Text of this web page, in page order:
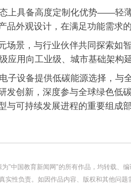
上具备高度定制化优势——轻
品外观设计，在满足功能需求
场景，与行业伙伴共同探索如
应用向工业级、城市基础架构
子设备提供低碳能源选择，与
发创新，深度参与全球绿色低
与可持续发展进程的重要组成
为"中国教育新闻网"的所有作品，均转载、
实性负责。如因作品内容、版权和其他问